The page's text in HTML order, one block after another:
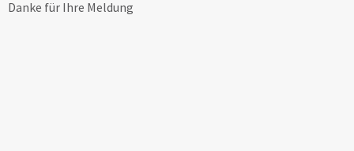
Danke für Ihre Meldung